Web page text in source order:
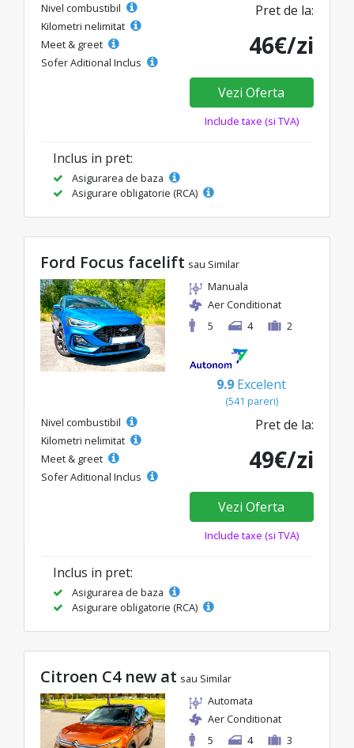
Nivel combustibil
Kilometri nelimitat
Meet & greet
Sofer Aditional Inclus
Pret de la:
46€/zi
Vezi Oferta
Include taxe (si TVA)
Inclus in pret:
Asigurarea de baza
Asigurare obligatorie (RCA)
Ford Focus facelift sau Similar
Manuala
Aer Conditionat
5
4 2
9.9 Excelent
(541 pareri)
Nivel combustibil
Kilometri nelimitat
Meet & greet
Sofer Aditional Inclus
Pret de la:
49€/zi
Vezi Oferta
Include taxe (si TVA)
Inclus in pret:
Asigurarea de baza
Asigurare obligatorie (RCA)
Citroen C4 new at sau Similar
Automata
Aer Conditionat
5
4 3